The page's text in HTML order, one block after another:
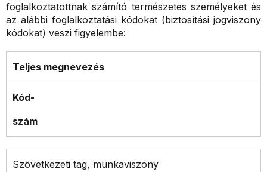
foglalkoztatottnak számító természetes személyeket és
az alábbi foglalkoztatási kódokat (biztosítási jogviszony
kódokat) veszi figyelembe:
Teljes megnevezés
Kód-
szám
Szövetkezeti tag, munkaviszony